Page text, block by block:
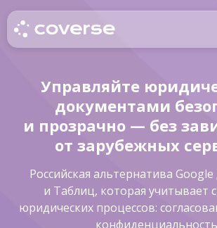
Управляйте
документами
и прозрачно — без
от зарубежных
Российская альтернатива
и Таблиц, которая учитывает
юридических процессов: